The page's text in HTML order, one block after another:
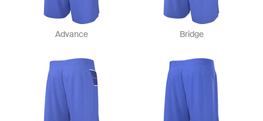
Advance Bridge